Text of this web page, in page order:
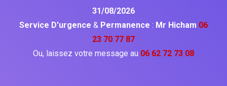
31/08/2026
Service D'urgence & Permanence : Mr Hicham 06
23 70 77 87
Ou, laissez votre message au 06 62 72 73 08